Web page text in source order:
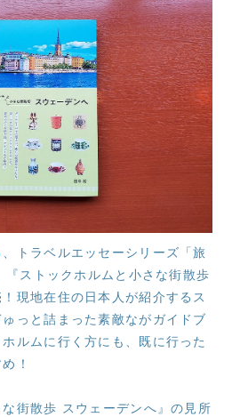
トラベルエッセーシリーズ「旅
ストックホルムと小さな街散歩
現地在住の日本人が紹介するス
っと詰まった素敵ながガイドブ
ルムに行く方にも、既に行った
！
な街散歩 スウェーデンへ』の見所